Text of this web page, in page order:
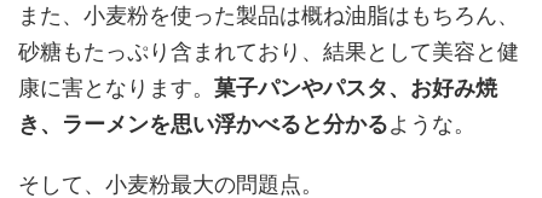
また、小麦粉を使った製品は概ね油脂はもちろん、
砂糖もたっぷり含まれており、結果として美容と健
康に害となります。 菓子パンやパスタ、お好み焼
き、ラーメンを思い浮かべると分かるような。
そして、小麦粉最大の問題点。